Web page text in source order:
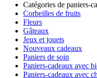
Catégories de paniers-
Corbeilles de fruits
Fleurs
Gâteaux
Jeux et jouets
Nouveaux cadeaux
Paniers de soin
Paniers-cadeaux avec
Paniers-cadeaux avec